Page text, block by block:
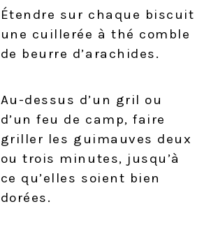
Étendre sur chaque biscuit
une cuillerée à thé comble
de beurre d’arachides.
Au-dessus d’un gril ou
d’un feu de camp, faire
griller les guimauves deux
ou trois minutes, jusqu’à
ce qu’elles soient bien
dorées.